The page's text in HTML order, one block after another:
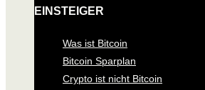
EINSTEIGER
Was ist Bitcoin
Bitcoin Sparplan
Crypto ist nicht Bitcoin